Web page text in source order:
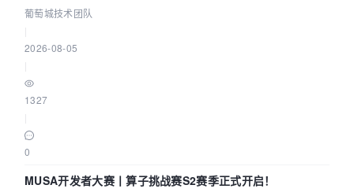
葡萄城技术团队
2026-08-05
1327
0
MUSA开发者大赛丨算子挑战赛S2赛季正式开启！